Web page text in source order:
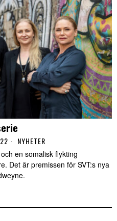
NYHETER
en somalisk flykting
Det är premissen för SVT:s nya